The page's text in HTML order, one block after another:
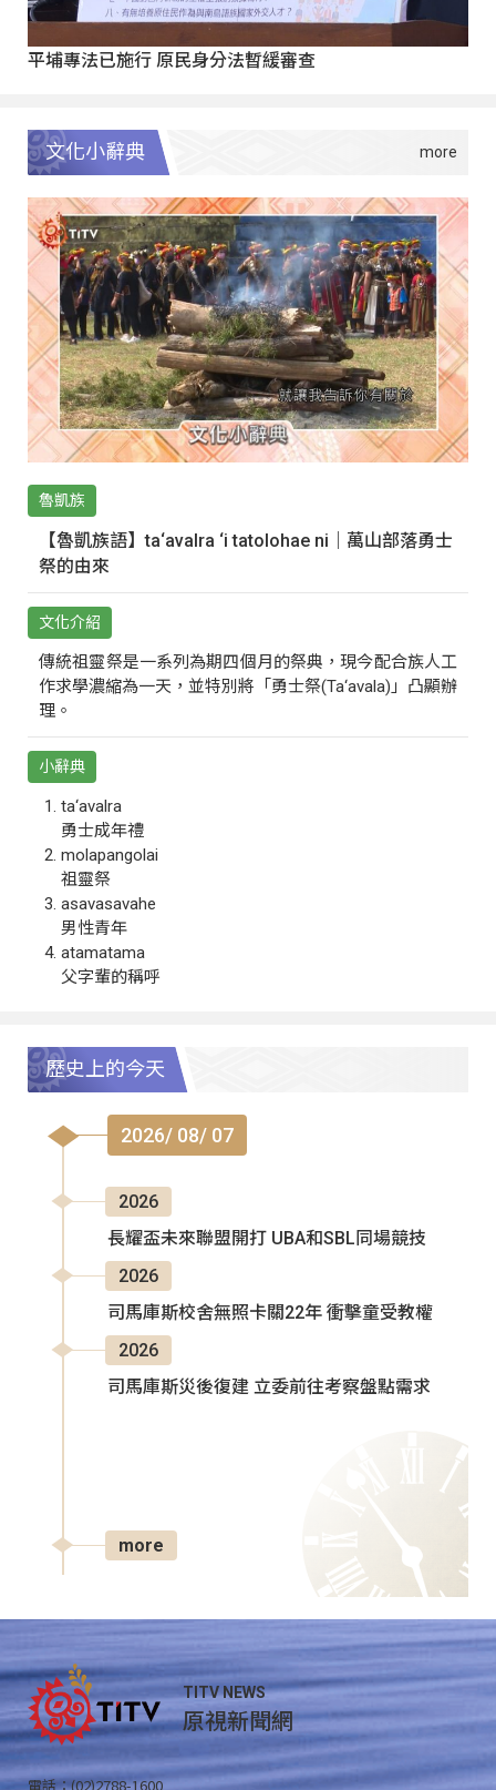
平埔專法已施行 原民身分法暫緩審查
文化小辭典
魯凱族
【魯凱族語】ta‘avalra ‘i tatolohae ni｜萬山部落勇士
祭的由來
文化介紹
傳統祖靈祭是一系列為期四個月的祭典，現今配合族人工
作求學濃縮為一天，並特別將「勇士祭(Ta‘avala)」凸顯辦
理。
小辭典
ta‘avalra
勇士成年禮
molapangolai
祖靈祭
asavasavahe
男性青年
atamatama
父字輩的稱呼
歷史上的今天
2026/ 08/ 07
2026
長耀盃未來聯盟開打 UBA和SBL同場競技
2026
司馬庫斯校舍無照卡關22年 衝擊童受教權
2026
司馬庫斯災後復建 立委前往考察盤點需求
more
TITV NEWS
原視新聞網
電話：(02)2788-1600